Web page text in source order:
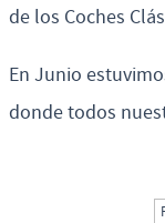
de los Coches
En Junio
donde todos